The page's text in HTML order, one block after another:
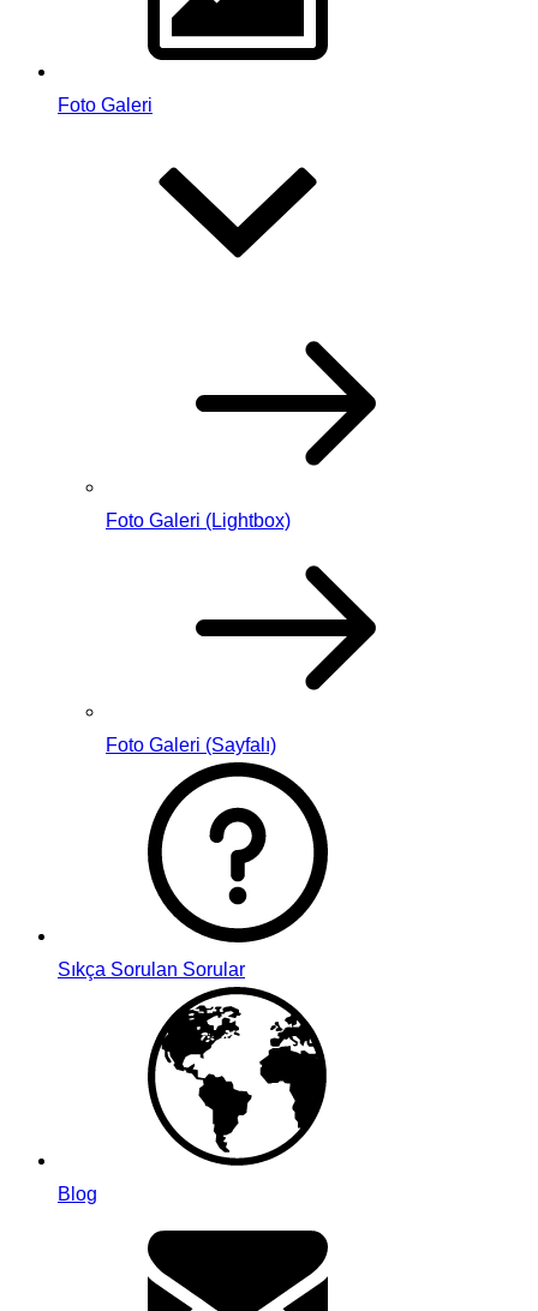
Foto Galeri
Foto Galeri (Lightbox)
Foto Galeri (Sayfalı)
Sıkça Sorulan Sorular
Blog